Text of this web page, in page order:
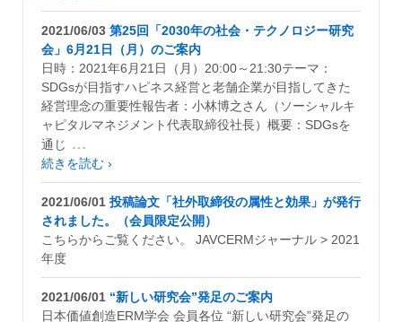
2021/06/03 第25回「2030年の社会・テクノロジー研究
会」6月21日（月）のご案内
日時：2021年6月21日（月）20:00～21:30テーマ：
SDGsが目指すハピネス経営と老舗企業が目指してきた
経営理念の重要性報告者：小林博之さん（ソーシャルキ
ャピタルマネジメント代表取締役社長）概要：SDGsを
通じ …
続きを読む ›
2021/06/01 投稿論文「社外取締役の属性と効果」が発行
されました。（会員限定公開）
こちらからご覧ください。 JAVCERMジャーナル > 2021
年度
2021/06/01 “新しい研究会”発足のご案内
日本価値創造ERM学会 会員各位 “新しい研究会”発足の